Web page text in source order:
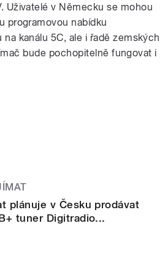
Uživatelé v Německu se mohou
programovou nabídku
kanálu 5C, ale i řadě zemských
bude pochopitelně fungovat i
plánuje v Česku prodávat
tuner Digitradio...